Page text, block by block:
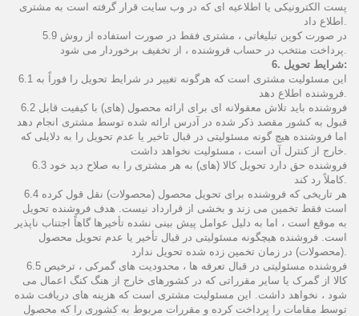
پست الکترونیکی یا اطلاعیه ای که در وب سایت قرار گرفته است به مشتری
اطلاع داد.
5.9 در صورت کوپن تبلیغاتی ، مشتری فقط در صورت استفاده از روش
پرداخت منتخب در حساب فروشنده ، از تخفیف برخوردار می شود.
6. شرایط تحویل:
6.1 این مسئولیت مشتری است که هرگونه تغییر در شرایط تحویل را فوراً به
فروشنده اطلاع دهد.
6.2 فروشنده باید تلاش معقولانه ای برای ارائه محصول (های) با کیفیت قابل
قبول به کشور مقصد ذکر شده در آدرس ارائه شده توسط مشتری انجام دهد
اما فروشنده هیچ گونه مسئولیتی در قبال تاخیر یا عدم تحویل را به دلایلی که
خارج از کنترل آن است ، مسئولیت نخواهد داشت.
6.3 فروشنده حق دارد تحویل کالا (های) به هر مشتری را به صلاح دید خود
کاملاً رد کند.
6.4 هر تاریخی که فروشنده برای تحویل محصول (محصولات) نقل قول کرده
است فقط تخمین می زند و بخشی از قرارداد نیست. هدف فروشنده تحویل
به موقع است ، اما به دلیل عوامل پیش بینی نشده تأخیرها گاهاً اجتناب ناپذیر
است. فروشنده هیچگونه مسئولیتی در قبال تأخیر یا عدم تحویل محصول
(محصولات) در زمان تخمین زده شده تحویل ندارد.
6.5 فروشنده مسئولیتی در قبال تعرفه ها ، محدودیت های گمرکی ، ترخیص
کالا از گمرک یا سایر مقرراتی که در کشورهای خارج از هنگ کنگ اعمال می
شود ، نخواهد داشت. این مسئولیت مشتری است که هزینه های دریافت شده
توسط مقامات را پرداخت کرده و مقررات مربوط به کشوری را که محصول